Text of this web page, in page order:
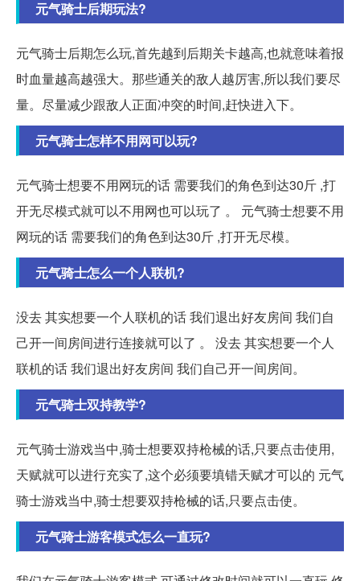
元气骑士后期玩法?
元气骑士后期怎么玩,首先越到后期关卡越高,也就意味着报
时血量越高越强大。那些通关的敌人越厉害,所以我们要尽
量。尽量减少跟敌人正面冲突的时间,赶快进入下。
元气骑士怎样不用网可以玩?
元气骑士想要不用网玩的话 需要我们的角色到达30斤 ,打
开无尽模式就可以不用网也可以玩了 。 元气骑士想要不用
网玩的话 需要我们的角色到达30斤 ,打开无尽模。
元气骑士怎么一个人联机?
没去 其实想要一个人联机的话 我们退出好友房间 我们自
己开一间房间进行连接就可以了 。 没去 其实想要一个人
联机的话 我们退出好友房间 我们自己开一间房间。
元气骑士双持教学?
元气骑士游戏当中,骑士想要双持枪械的话,只要点击使用,
天赋就可以进行充实了,这个必须要填错天赋才可以的 元气
骑士游戏当中,骑士想要双持枪械的话,只要点击使。
元气骑士游客模式怎么一直玩?